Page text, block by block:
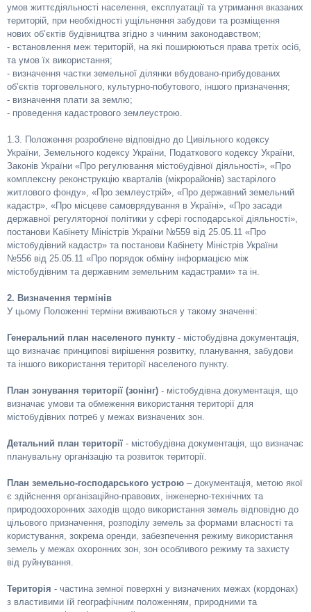
умов життєдіяльності населення, експлуатації та утримання вказаних
територій, при необхідності ущільнення забудови та розміщення
нових об’єктів будівництва згідно з чинним законодавством;
- встановлення меж територій, на які поширюються права третіх осіб,
та умов їх використання;
- визначення частки земельної ділянки вбудовано-прибудованих
об’єктів торговельного, культурно-побутового, іншого призначення;
- визначення плати за землю;
- проведення кадастрового землеустрою.
1.3. Положення розроблене відповідно до Цивільного кодексу
України, Земельного кодексу України, Податкового кодексу України,
Законів України «Про регулювання містобудівної діяльності», «Про
комплексну реконструкцію кварталів (мікрорайонів) застарілого
житлового фонду», «Про землеустрій», «Про державний земельний
кадастр», «Про місцеве самоврядування в Україні», «Про засади
державної регуляторної політики у сфері господарської діяльності»,
постанови Кабінету Міністрів України №559 від 25.05.11 «Про
містобудівний кадастр» та постанови Кабінету Міністрів України
№556 від 25.05.11 «Про порядок обміну інформацією між
містобудівним та державним земельним кадастрами» та ін.
2. Визначення термінів
У цьому Положенні терміни вживаються у такому значенні:
Генеральний план населеного пункту - містобудівна документація,
що визначає принципові вирішення розвитку, планування, забудови
та іншого використання території населеного пункту.
План зонування території (зонінг) - містобудівна документація, що
визначає умови та обмеження використання території для
містобудівних потреб у межах визначених зон.
Детальний план території - містобудівна документація, що визначає
планувальну організацію та розвиток території.
План земельно-господарського устрою – документація, метою якої
є здійснення організаційно-правових, інженерно-технічних та
природоохоронних заходів щодо використання земель відповідно до
цільового призначення, розподілу земель за формами власності та
користування, зокрема оренди, забезпечення режиму використання
земель у межах охоронних зон, зон особливого режиму та захисту
від руйнування.
Територія - частина земної поверхні у визначених межах (кордонах)
з властивими їй географічним положенням, природними та